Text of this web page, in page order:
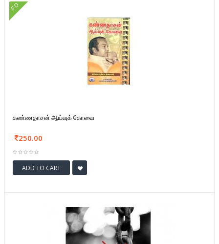
FD
கண்ணதாசன் ஆய்வுக் கோவை
250.00
ADD TO CART